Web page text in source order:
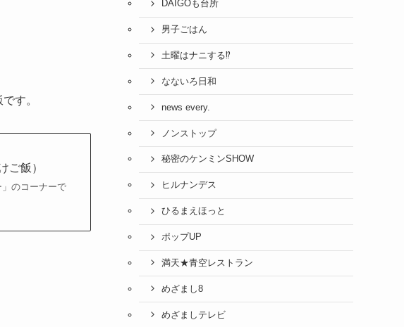
す。
ご飯）
のコーナーで
DAIGOも台所
男子ごはん
土曜はナニする⁉
なないろ日和
news every.
ノンストップ
秘密のケンミンSHOW
ヒルナンデス
ひるまえほっと
ポップUP
満天★青空レストラン
めざまし8
めざましテレビ